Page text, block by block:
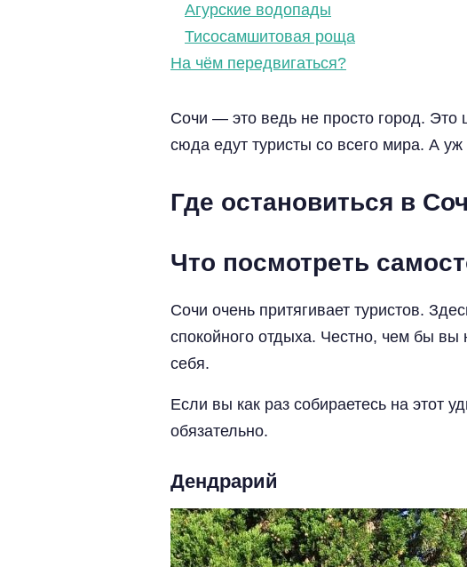
Агурские водопады
Тисосамшитовая роща
На чём передвигаться?
Сочи — это ведь не просто город. Это
сюда едут туристы со всего мира. А уж
Где остановиться в
Что посмотреть
Сочи очень притягивает туристов.
спокойного отдыха. Честно, чем бы вы
себя.
Если вы как раз собираетесь на этот
обязательно.
Дендрарий